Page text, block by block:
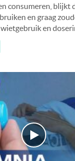
consumeren, blijkt
en graag
en